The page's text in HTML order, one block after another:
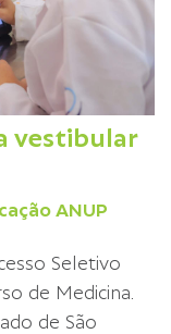
vestibular
ANUP
Seletivo
de Medicina.
de São